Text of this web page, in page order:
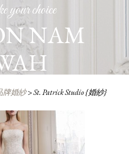
your choice
NAM
牌婚紗>St. Patrick Studio {婚紗}